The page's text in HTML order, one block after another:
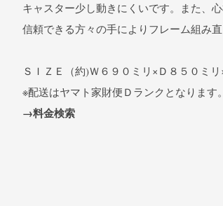
キャスター少し動きにくいです。また、
信頼できる方々の手によりフレーム組み
ＳＩＺＥ（約)Ｗ６９０ミリ×Ｄ８５０ミ
※配送はヤマト家財便Ｄランクとなります。
→料金検索